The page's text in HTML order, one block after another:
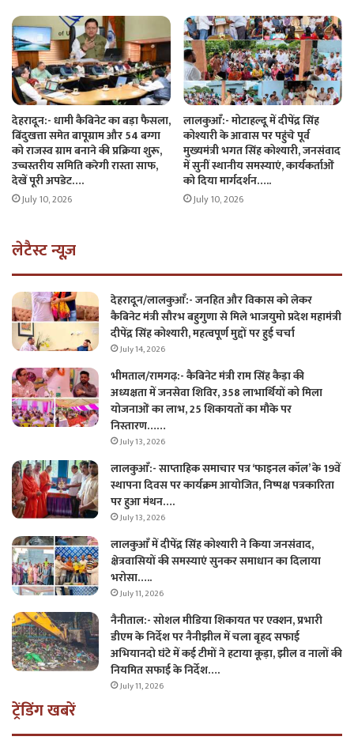
देहरादून:- धामी कैबिनेट का बड़ा फैसला,
बिंदुखत्ता समेत बापूग्राम और 54 बग्गा
को राजस्व ग्राम बनाने की प्रक्रिया शुरू,
उच्चस्तरीय समिति करेगी रास्ता साफ,
देखें पूरी अपडेट….
July 10, 2026
लालकुआँ:- मोटाहल्दू में दीपेंद्र सिंह
कोश्यारी के आवास पर पहुंचे पूर्व
मुख्यमंत्री भगत सिंह कोश्यारी, जनसंवाद
में सुनीं स्थानीय समस्याएं, कार्यकर्ताओं
को दिया मार्गदर्शन…..
July 10, 2026
लेटैस्ट न्यूज़
देहरादून/लालकुआँ:- जनहित और विकास को लेकर
कैबिनेट मंत्री सौरभ बहुगुणा से मिले भाजयुमो प्रदेश महामंत्री
दीपेंद्र सिंह कोश्यारी, महत्वपूर्ण मुद्दों पर हुई चर्चा
July 14, 2026
भीमताल/रामगढ़:- कैबिनेट मंत्री राम सिंह कैड़ा की
अध्यक्षता में जनसेवा शिविर, 358 लाभार्थियों को मिला
योजनाओं का लाभ, 25 शिकायतों का मौके पर
निस्तारण……
July 13, 2026
लालकुआँ:- साप्ताहिक समाचार पत्र ‘फाइनल कॉल’ के 19वें
स्थापना दिवस पर कार्यक्रम आयोजित, निष्पक्ष पत्रकारिता
पर हुआ मंथन….
July 13, 2026
लालकुआँ में दीपेंद्र सिंह कोश्यारी ने किया जनसंवाद,
क्षेत्रवासियों की समस्याएं सुनकर समाधान का दिलाया
भरोसा…..
July 11, 2026
नैनीताल:- सोशल मीडिया शिकायत पर एक्शन, प्रभारी
डीएम के निर्देश पर नैनीझील में चला बृहद सफाई
अभियानदो घंटे में कई टीमों ने हटाया कूड़ा, झील व नालों की
नियमित सफाई के निर्देश….
July 11, 2026
ट्रेंडिंग खबरें